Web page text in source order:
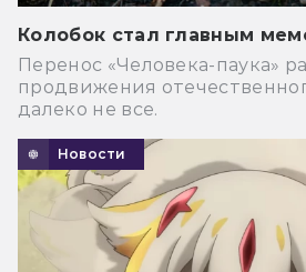
Колобок стал главным
Перенос «Человека-паука»
продвижения
далеко не все.
Новости